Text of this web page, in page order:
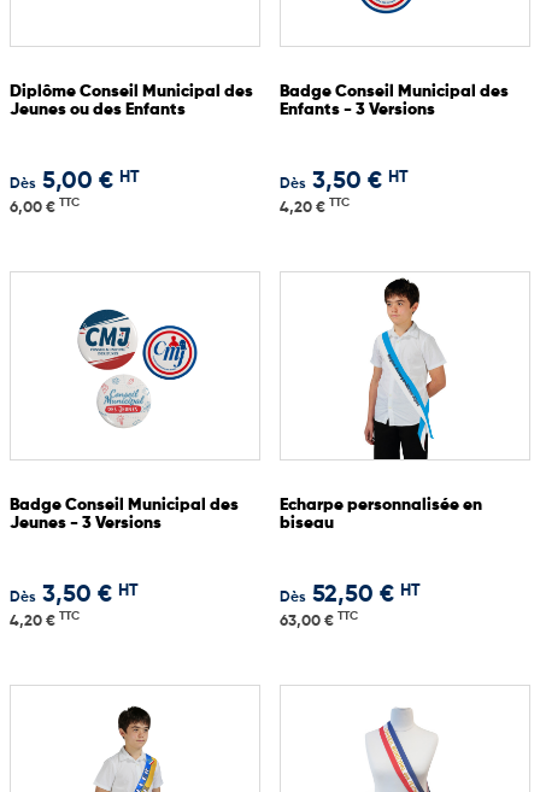
Diplôme Conseil Municipal des
Jeunes ou des Enfants
Dès 5,00 € HT
6,00 € TTC
Badge Conseil Municipal des
Enfants - 3 Versions
Dès 3,50 € HT
4,20 € TTC
Badge Conseil Municipal des
Jeunes - 3 Versions
Dès 3,50 € HT
4,20 € TTC
Echarpe personnalisée en
biseau
Dès 52,50 € HT
63,00 € TTC